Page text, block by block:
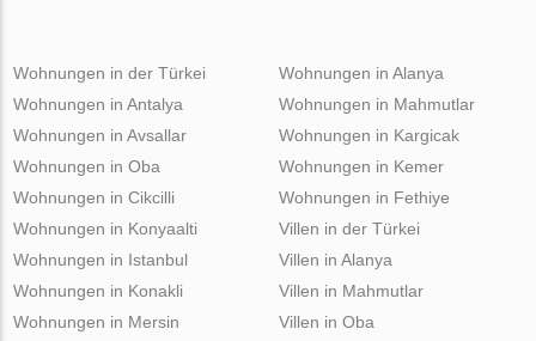
Wohnungen in der Türkei
Wohnungen in Antalya
Wohnungen in Avsallar
Wohnungen in Oba
Wohnungen in Cikcilli
Wohnungen in Alanya
Wohnungen in Mahmutlar
Wohnungen in Kargicak
Wohnungen in Kemer
Wohnungen in Fethiye
Wohnungen in Konyaalti
Wohnungen in Istanbul
Wohnungen in Konakli
Wohnungen in Mersin
Villen in der Türkei
Villen in Alanya
Villen in Mahmutlar
Villen in Oba